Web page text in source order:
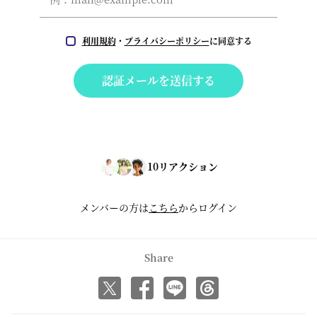
利用規約・ プライバシーポリシーに同意する
認証メールを送信する
10リアクション
メンバーの方は こちらからログイン
Share